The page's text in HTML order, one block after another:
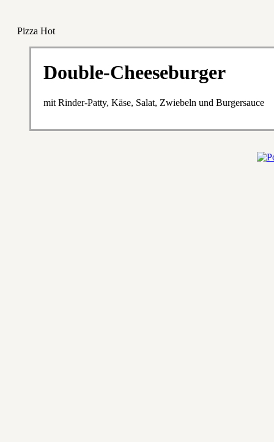
Pizza Hot
Double-Cheeseburger
mit Rinder-Patty, Käse, Salat, Zwiebeln und Burgersauce